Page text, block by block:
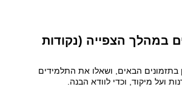
במהלך הצפייה (נקודות
בתזמונים הבאים, ושאלו את התלמידים
ועל מיקוד, וכדי לוודא הבנה.